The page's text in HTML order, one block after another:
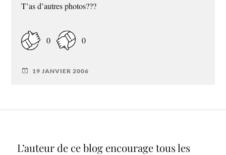
T’as d’autres photos???
0 0
19 JANVIER 2006
L’auteur de ce blog encourage tous les